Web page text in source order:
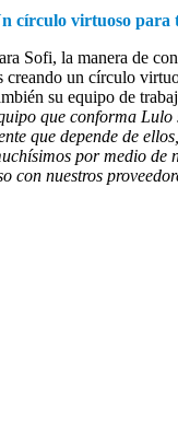
círculo virtuoso para
Sofi, la manera de
creando un círculo
su equipo de
que conforma Lulo
que depende de
por medio de
con nuestros